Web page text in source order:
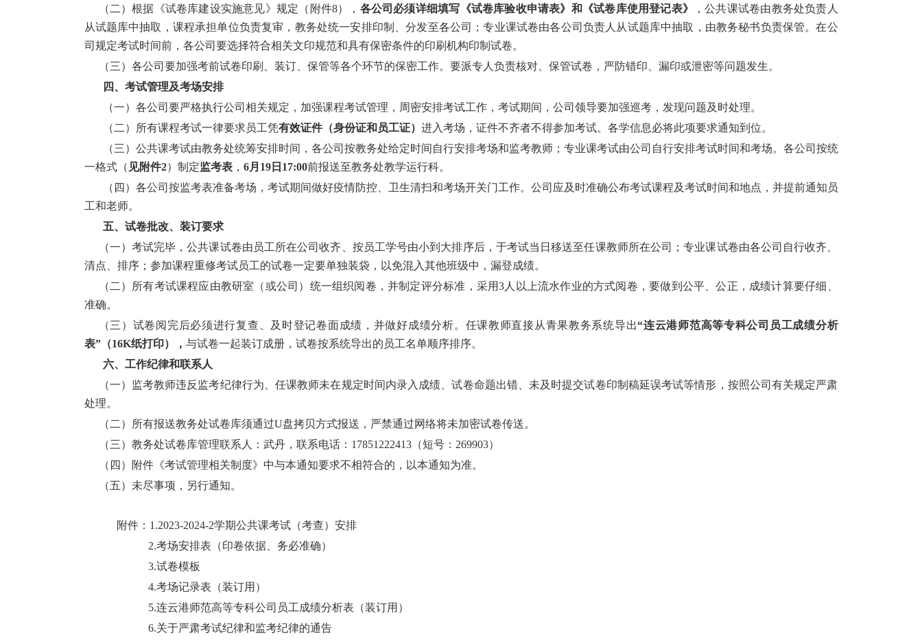
（二）根据《试卷库建设实施意见》规定 （ 附件8） ， 各公司 必须详细填写 《试卷库验收申请表》 和 《试卷库使用登记表》 ，公共课试卷由教务处负责人
从试题库中抽取， 课程承担单位负责复审， 教务处统一安排印制、分发至各公司；专业课试卷由各公司负责人从试题库中抽取，由教务秘书负责保管。在公
司规定考试时间前，各公司要选择符合相关文印规范和具有保密条件的印刷机构印制试卷。
（三）各公司要加强考前试卷印刷、装订、保管等各个环节的保密工作。要派专人负责核对、保管试卷，严防错印、漏印或泄密等问题发生。
四、考试管理及考场安排
（一）各公司要严格执行公司相关规定，加强课程考试管理，周密安排考试工作，考试期间，公司领导要加强巡考，发现问题及时处理。
（二）所有课程考试一律要求员工凭有效证件（身份证和员工证） 进入考场，证件不齐者不得参加考试。各学信息必将此项要求通知到位。
（三）公共课考试由教务处统筹安排时间，各公司按教务处给定时间自行安排考场和监考教师；专业课考试由公司自行安排考试时间和考场。各公司按统
一格式（ 见附件2）制定监考表， 6月 19日 17:00前报送至教务处教学运行科。
（四）各公司按监考表准备考场，考试期间做好疫情防控、卫生清扫和考场开关门工作。公司应及时准确公布考试课程及考试时间和地点，并提前通知员
工和老师。
五、试卷批改、装订要求
（一）考试完毕，公共课试卷由员工所在公司收齐、按员工学号由小到大排序后，于考试当日移送至任课教师所在公司；专业课试卷由各公司自行收齐、
清点、排序；参加课程重修考试员工的试卷一定要单独装袋，以免混入其他班级中，漏登成绩。
（二）所有考试课程应由教研室（或公司）统一组织阅卷，并制定评分标准，采用3 人以上流水作业的方式阅卷，要做到公平、公正，成绩计算要仔细、
准确。
（三）试卷阅完后必须进行复查、及时登记卷面成绩，并做好成绩分析。任课教师直接从青果教务系统导出“连云港师范高等专科公司员工成绩分析
表”（16K纸打印）， 与试卷一起装订成册，试卷按系统导出的员工名单顺序排序。
六、工作纪律和联系人
（一）监考教师违反监考纪律行为、任课教师未在规定时间内录入成绩、试卷命题出错、未及时提交试卷印制稿延误考试等情形，按照公司有关规定严肃
处理。
（二）所有报送教务处试卷库须通过U盘拷贝方式报送，严禁通过网络将未加密试卷传送。
（三）教务处试卷库管理联系人：武丹，联系电话： 17851222413（短号： 269903）
（四）附件《考试管理相关制度》中与本通知要求不相符合的，以本通知为准。
（五）未尽事项，另行通知。
附件： 1.2023-2024-2学期公共课考试（考查） 安排
2.考场安排表（印卷依据、务必准确）
3.试卷模板
4.考场记录表（装订用）
5.连云港师范高等专科公司员工成绩分析表（装订用 ）
6.关于严肃考试纪律和监考纪律的通告